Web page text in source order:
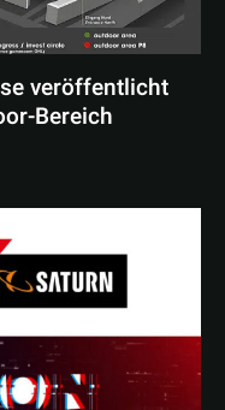
veröffentlicht
Bereich